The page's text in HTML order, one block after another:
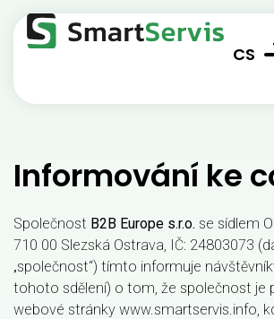
CS
SK
Informování ke
Společnost B2B Europe s.r.o. se sídlem
710 00 Slezská Ostrava, IČ: 24803073
„společnost“) tímto informuje
tohoto sdělení) o tom, že společnost je
webové stránky www.smartservis.info,